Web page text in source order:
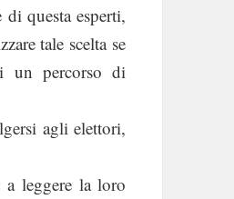
questa esperti,
tale scelta se
un percorso di
agli elettori,
leggere la loro